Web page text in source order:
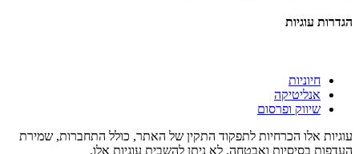
הגדרות עוגיות
חיוניות
אנליטיקה
שיווק ופרסום
עוגיות אלו הכרחיות לתפקוד התקין של האתר, כולל התחברות, שמירת
העדפות בסיסיות ואבטחה. לא ניתן להשבית עוגיות אלו.